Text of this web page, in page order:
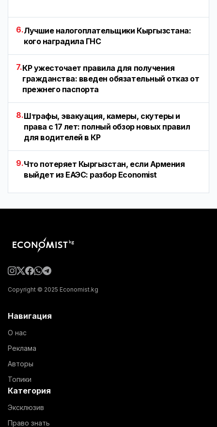
6.Лучшие налогоплательщики Кыргызстана:
кого наградила ГНС
7.КР ужесточает правила для получения
гражданства: введен обязательный отказ от
прежнего паспорта
8.Штрафы, эвакуация, камеры, скутеры и
права с 17 лет: полный обзор новых правил
для водителей в КР
9.Что потеряет Кыргызстан, если Армения
выйдет из ЕАЭС: разбор Economist
Copyright © 2025 Economist.kg
Навигация
О нас
Реклама
Авторы
Топики
Категория
Эксклюзив
Право знать